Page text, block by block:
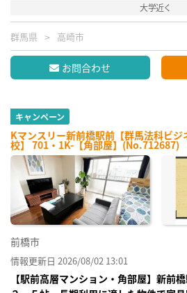
大学近く
群馬県 高崎市
お問合わせ
キャンペーン
Kマンスリー新前橋駅前【群馬法科ビジ
校】 701・1K-【角部屋】(No.712687)
前橋市
情報更新日 2026/08/02 13:01
【駅前高層マンション・角部屋】新前